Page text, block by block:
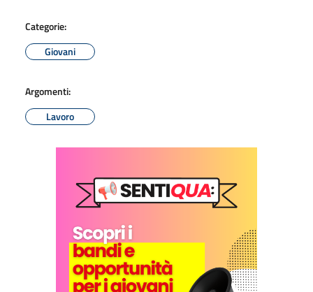
Categorie:
Giovani
Argomenti:
Lavoro